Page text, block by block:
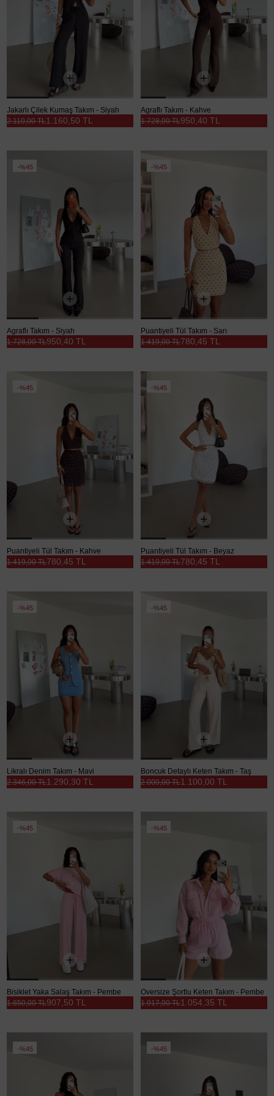
Jakarlı Çilek Kumaş Takım - Siyah
1.160,50 TL
2.110,00 TL
Agraflı Takım - Kahve
950,40 TL
1.728,00 TL
%45
Agraflı Takım - Siyah
950,40 TL
1.728,00 TL
%45
Puantiyeli Tül Takım - Sarı
780,45 TL
1.419,00 TL
%45
Puantiyeli Tül Takım - Kahve
780,45 TL
1.419,00 TL
%45
Puantiyeli Tül Takım - Beyaz
780,45 TL
1.419,00 TL
%45
Likralı Denim Takım - Mavi
1.290,30 TL
2.346,00 TL
%45
Boncuk Detaylı Keten Takım - Taş
1.100,00 TL
2.000,00 TL
%45
Bisiklet Yaka Salaş Takım - Pembe
907,50 TL
1.650,00 TL
%45
Oversize Şortlu Keten Takım - Pembe
1.054,35 TL
1.917,00 TL
%45 %45